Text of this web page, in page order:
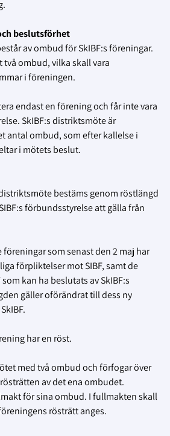
beslutsförhet
av ombud för SkIBF:s föreningar.
två ombud, vilka skall vara
i föreningen.
endast en förening och får inte vara
SkIBF:s distriktsmöte är
antal ombud, som efter kallelse i
i mötets beslut.
bestäms genom röstlängd
förbundsstyrelse att gälla från
som senast den 2 maj har
förpliktelser mot SIBF, samt de
kan ha beslutats av SkIBF:s
gäller oförändrat till dess ny
har en röst.
med två ombud och förfogar över
av det ena ombudet.
för sina ombud. I fullmakten skall
rösträtt anges.